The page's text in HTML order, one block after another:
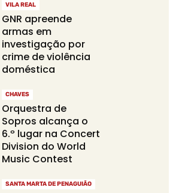
VILA REAL
GNR apreende
armas em
investigação por
crime de violência
doméstica
CHAVES
Orquestra de
Sopros alcança o
6.º lugar na Concert
Division do World
Music Contest
SANTA MARTA DE PENAGUIÃO